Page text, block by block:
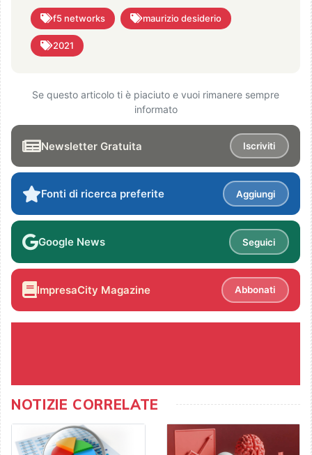
f5 networks maurizio desiderio
2021
Se questo articolo ti è piaciuto e vuoi rimanere sempre
informato
Newsletter Gratuita Iscriviti
Fonti di ricerca preferite Aggiungi
Google News Seguici
ImpresaCity Magazine Abbonati
NOTIZIE CORRELATE